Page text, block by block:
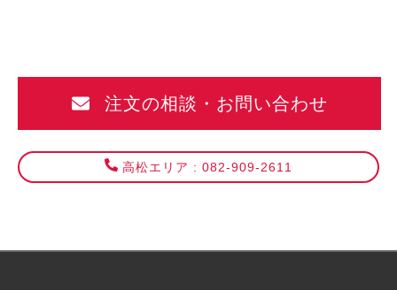
注文の相談・お問い合わせ
高松エリア : 082-909-2611